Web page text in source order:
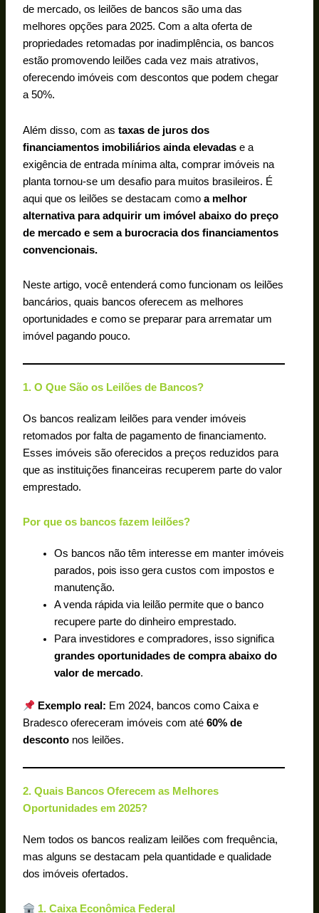
de mercado, os leilões de bancos são uma das
melhores opções para 2025. Com a alta oferta de
propriedades retomadas por inadimplência, os bancos
estão promovendo leilões cada vez mais atrativos,
oferecendo imóveis com descontos que podem chegar
a 50%.
Além disso, com astaxas de juros dos
financiamentos imobiliários ainda elevadas e a
exigência de entrada mínima alta, comprar imóveis na
planta tornou-se um desafio para muitos brasileiros. É
aqui que os leilões se destacam comoa melhor
alternativa para adquirir um imóvel abaixo do preço
de mercado e sem a burocracia dos financiamentos
convencionais.
Neste artigo, você entenderá como funcionam os leilões
bancários, quais bancos oferecem as melhores
oportunidades e como se preparar para arrematar um
imóvel pagando pouco.
1. O Que São os Leilões de Bancos?
Os bancos realizam leilões para vender imóveis
retomados por falta de pagamento de financiamento.
Esses imóveis são oferecidos a preços reduzidos para
que as instituições financeiras recuperem parte do valor
emprestado.
Por que os bancos fazem leilões?
Os bancos não têm interesse em manter imóveis
parados, pois isso gera custos com impostos e
manutenção.
A venda rápida via leilão permite que o banco
recupere parte do dinheiro emprestado.
Para investidores e compradores, isso significa
grandes oportunidades de compra abaixo do
valor de mercado.
Exemplo real: Em 2024, bancos como Caixa e
Bradesco ofereceram imóveis com até60% de
desconto nos leilões.
2. Quais Bancos Oferecem as Melhores
Oportunidades em 2025?
Nem todos os bancos realizam leilões com frequência,
mas alguns se destacam pela quantidade e qualidade
dos imóveis ofertados.
1. Caixa Econômica Federal